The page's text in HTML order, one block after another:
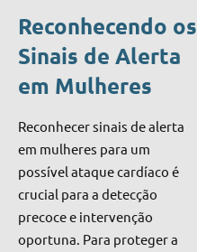
Reconhecendo os
Sinais de Alerta
em Mulheres
Reconhecer sinais de alerta
em mulheres para um
possível ataque cardíaco é
crucial para a detecção
precoce e intervenção
oportuna. Para proteger a